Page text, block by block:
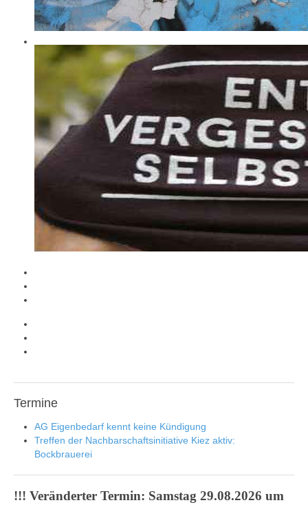
Termine
AG Eigenbedarf kennt keine Kündigung
Treffen der Nachbarschaftsinitiative Kiez aktiv:
Bockbrauerei
!!! Veränderter Termin: Samstag 29.08.2026 um